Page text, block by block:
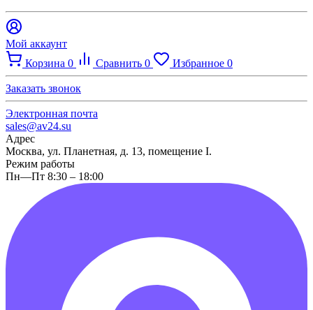
Мой аккаунт
Корзина 0 Сравнить 0 Избранное 0
Заказать звонок
Электронная почта
sales@av24.su
Адрес
Москва, ул. Планетная, д. 13, помещение I.
Режим работы
Пн—Пт 8:30 – 18:00